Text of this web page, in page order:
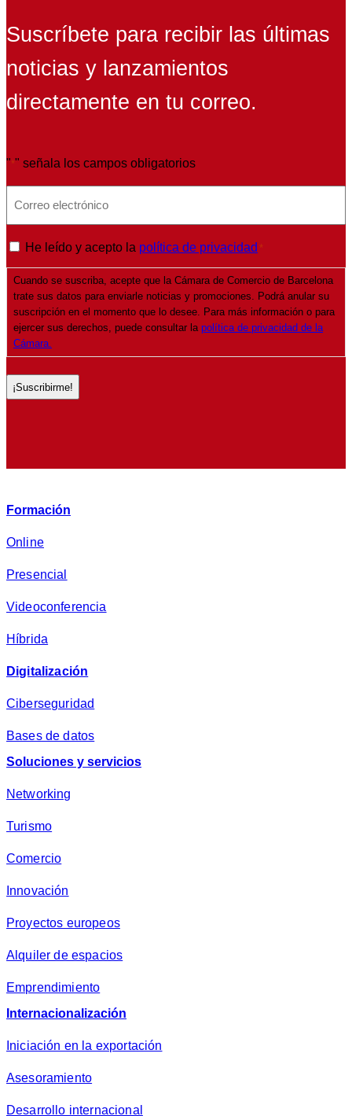
Suscríbete para recibir las últimas
noticias y lanzamientos
directamente en tu correo.
"*" señala los campos obligatorios
P
o
d
v
c
d
a
*
He leído y acepto la política de privacidad *
Cuando se suscriba, acepte que la Cámara de Comercio de Barcelona
trate sus datos para enviarle noticias y promociones. Podrá anular su
suscripción en el momento que lo desee. Para más información o para
ejercer sus derechos, puede consultar la política de privacidad de la
Cámara.
Formación
Online
Presencial
Videoconferencia
Híbrida
Digitalización
Ciberseguridad
Bases de datos
Soluciones y servicios
Networking
Turismo
Comercio
Innovación
Proyectos europeos
Alquiler de espacios
Emprendimiento
Internacionalización
Iniciación en la exportación
Asesoramiento
Desarrollo internacional